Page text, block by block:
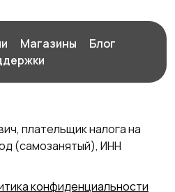
Магазины
Блог
плательщик налога на
(самозанятый), ИНН
конфиденциальности